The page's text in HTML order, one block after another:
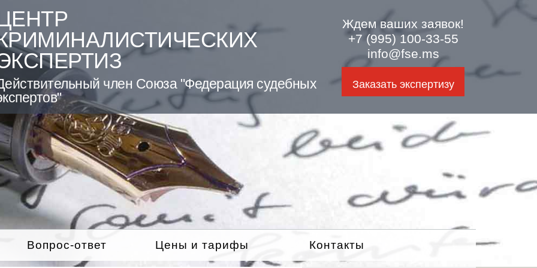
член Союза "Федерация судебных
Ждем ваших заявок!
+7 (995) 100-33-55
info@fse.ms
Заказать экспертизу
Вопрос-ответ Цены и тарифы Контакты